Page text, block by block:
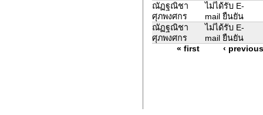
ณัฏฐณิชา
ศุภพงศกร
ไม่ได้รับ E-
mail ยืนยัน
ณัฏฐณิชา
ศุภพงศกร
ไม่ได้รับ E-
mail ยืนยัน
« first
‹ previous